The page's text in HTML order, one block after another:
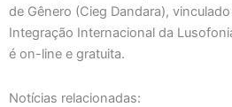
de Gênero (Cieg Dandara),
Integração Internacional da
é on-line e gratuita.
Notícias relacionadas: